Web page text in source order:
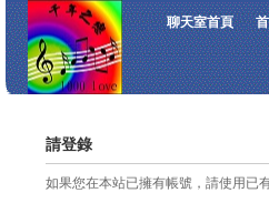
聊天室首頁
請登錄
如果您在本站已擁有帳號，請使用已